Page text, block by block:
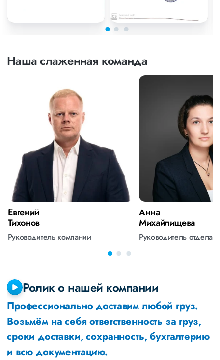
Наша слаженная команда
Евгений
Тихонов
Руководитель компании
Анна
Михайлищева
Руководитель отдела
Ролик о нашей компании
Профессионально доставим любой груз.
Возьмём на себя ответственность за груз,
сроки доставки, сохранность, бухгалтерию
и всю документацию.